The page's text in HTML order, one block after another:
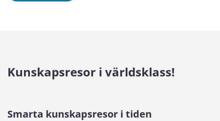
Kunskapsresor i världsklass!
Smarta kunskapsresor i tiden